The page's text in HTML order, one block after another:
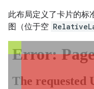
此布局定义了卡片的标
图（位于空